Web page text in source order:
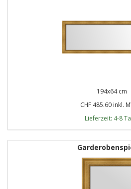
194x64 cm
CHF 485.60 inkl.
Lieferzeit: 4-8